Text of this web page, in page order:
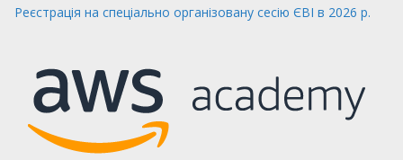
Реєстрація на спеціально організовану сесію ЄВІ в 2026 р.